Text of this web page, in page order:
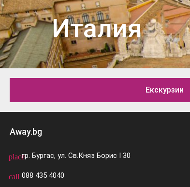
Италия
Екскурзии
Away.bg
placeгр. Бургас, ул. Св.Княз Борис I 30
call 088 435 4040